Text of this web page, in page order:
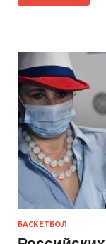
БАСКЕТБОЛ